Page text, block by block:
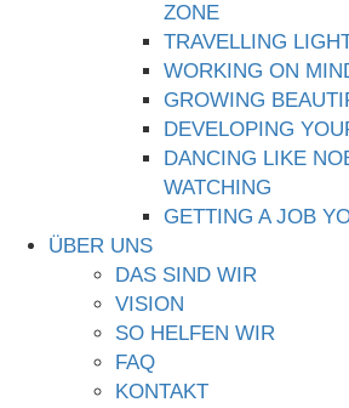
ZONE
TRAVELLING
WORKING ON
GROWING
DEVELOPING
DANCING LIKE
WATCHING
GETTING A JOB
ÜBER UNS
DAS SIND WIR
VISION
SO HELFEN WIR
FAQ
KONTAKT